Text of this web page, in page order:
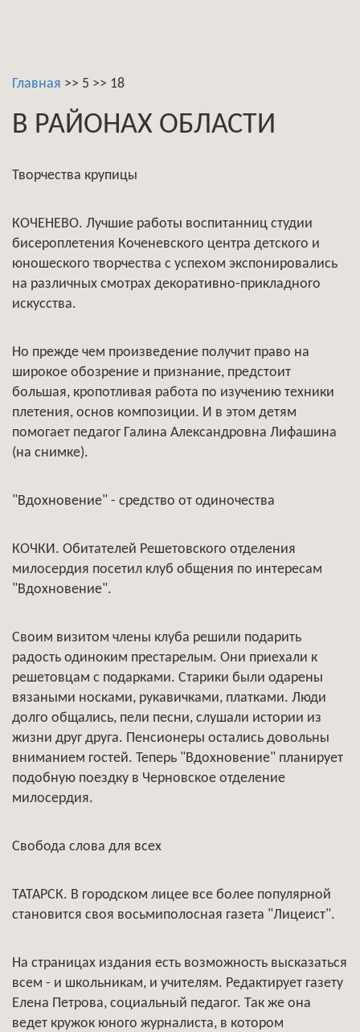
Главная >> 5 >> 18
В РАЙОНАХ ОБЛАСТИ
Творчества крупицы
КОЧЕНЕВО. Лучшие работы воспитанниц студии
бисероплетения Коченевского центра детского и
юношеского творчества с успехом экспонировались
на различных смотрах декоративно-прикладного
искусства.
Но прежде чем произведение получит право на
широкое обозрение и признание, предстоит
большая, кропотливая работа по изучению техники
плетения, основ композиции. И в этом детям
помогает педагог Галина Александровна Лифашина
(на снимке).
"Вдохновение" - средство от одиночества
КОЧКИ. Обитателей Решетовского отделения
милосердия посетил клуб общения по интересам
"Вдохновение".
Своим визитом члены клуба решили подарить
радость одиноким престарелым. Они приехали к
решетовцам с подарками. Старики были одарены
вязаными носками, рукавичками, платками. Люди
долго общались, пели песни, слушали истории из
жизни друг друга. Пенсионеры остались довольны
вниманием гостей. Теперь "Вдохновение" планирует
подобную поездку в Черновское отделение
милосердия.
Свобода слова для всех
ТАТАРСК. В городском лицее все более популярной
становится своя восьмиполосная газета "Лицеист".
На страницах издания есть возможность высказаться
всем - и школьникам, и учителям. Редактирует газету
Елена Петрова, социальный педагог. Так же она
ведет кружок юного журналиста, в котором